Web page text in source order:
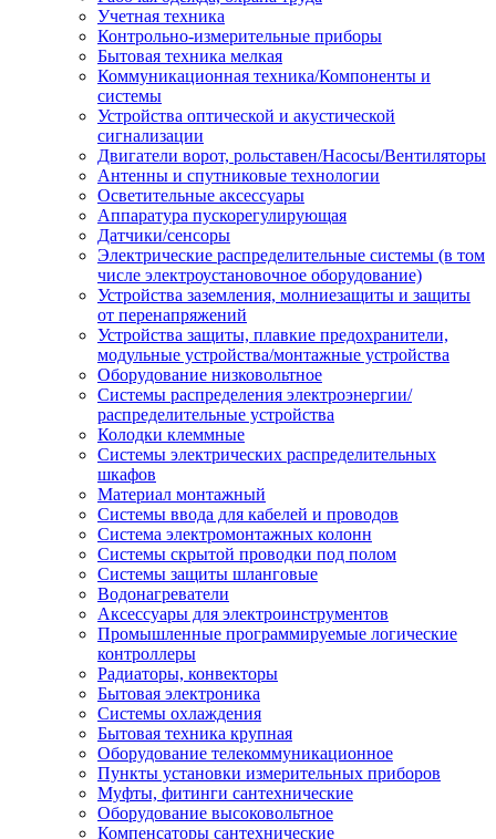
Учетная техника
Контрольно-измерительные приборы
Бытовая техника мелкая
Коммуникационная техника/Компоненты и
системы
Устройства оптической и акустической
сигнализации
Двигатели ворот, рольставен/Насосы/Вентиляторы
Антенны и спутниковые технологии
Осветительные аксессуары
Аппаратура пускорегулирующая
Датчики/сенсоры
Электрические распределительные системы (в том
числе электроустановочное оборудование)
Устройства заземления, молниезащиты и защиты
от перенапряжений
Устройства защиты, плавкие предохранители,
модульные устройства/монтажные устройства
Оборудование низковольтное
Системы распределения электроэнергии/
распределительные устройства
Колодки клеммные
Системы электрических распределительных
шкафов
Материал монтажный
Системы ввода для кабелей и проводов
Система электромонтажных колонн
Системы скрытой проводки под полом
Системы защиты шланговые
Водонагреватели
Аксессуары для электроинструментов
Промышленные программируемые логические
контроллеры
Радиаторы, конвекторы
Бытовая электроника
Системы охлаждения
Бытовая техника крупная
Оборудование телекоммуникационное
Пункты установки измерительных приборов
Муфты, фитинги сантехнические
Оборудование высоковольтное
Компенсаторы сантехнические